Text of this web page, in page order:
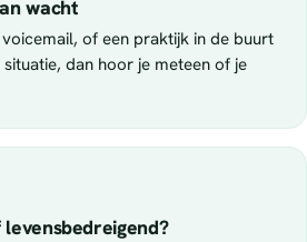
wacht
of een praktijk in de buurt
dan hoor je meteen of je